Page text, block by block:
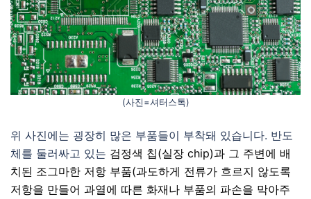
(사진=셔터스톡)
위 사진에는 굉장히 많은 부품들이 부착돼 있습니다. 반도
체를 둘러싸고 있는 검정색 칩(실장 chip)과 그 주변에 배
치된 조그마한 저항 부품(과도하게 전류가 흐르지 않도록
저항을 만들어 과열에 따른 화재나 부품의 파손을 막아주